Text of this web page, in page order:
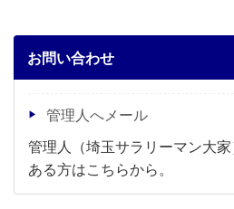
お問い合わせ
管理人へメール
管理人（埼玉サラリーマン大
ある方はこちらから。